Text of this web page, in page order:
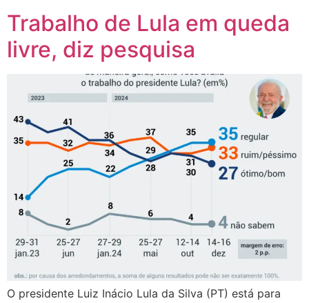
Trabalho de Lula em queda
livre, diz pesquisa
O presidente Luiz Inácio Lula da Silva (PT) está para